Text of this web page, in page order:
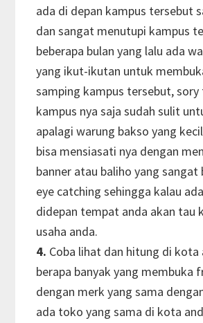
ada di depan kampus tersebut
dan sangat menutupi kampus
beberapa bulan yang lalu ada
yang ikut-ikutan untuk
samping kampus tersebut, sory
kampus nya saja sudah sulit
apalagi warung bakso yang
bisa mensiasati nya dengan
banner atau baliho yang sangat
eye catching sehingga kalau
didepan tempat anda akan tau
usaha anda.
4. Coba lihat dan hitung di kota
berapa banyak yang membuka
dengan merk yang sama
ada toko yang sama di kota